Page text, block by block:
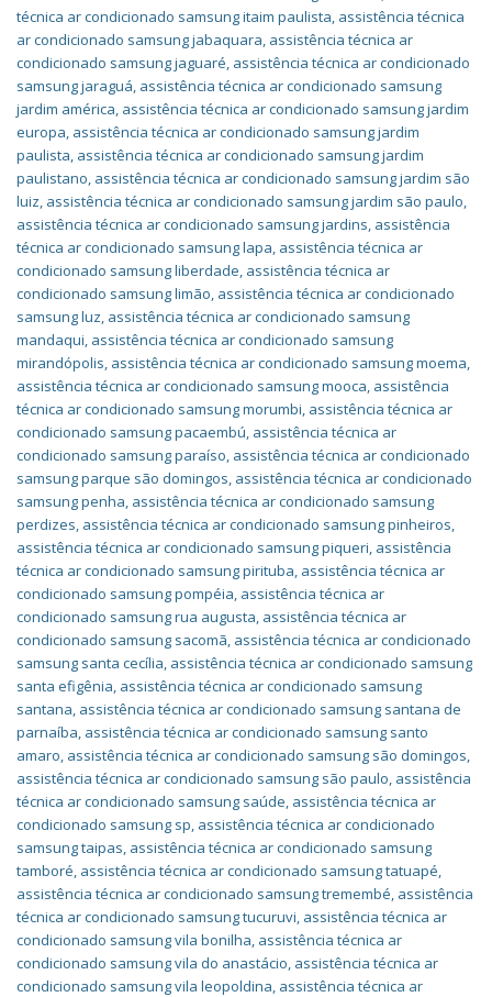
técnica ar condicionado samsung itaim paulista, assistência técnica
ar condicionado samsung jabaquara, assistência técnica ar
condicionado samsung jaguaré, assistência técnica ar condicionado
samsung jaraguá, assistência técnica ar condicionado samsung
jardim américa, assistência técnica ar condicionado samsung jardim
europa, assistência técnica ar condicionado samsung jardim
paulista, assistência técnica ar condicionado samsung jardim
paulistano, assistência técnica ar condicionado samsung jardim são
luiz, assistência técnica ar condicionado samsung jardim são paulo,
assistência técnica ar condicionado samsung jardins, assistência
técnica ar condicionado samsung lapa, assistência técnica ar
condicionado samsung liberdade, assistência técnica ar
condicionado samsung limão, assistência técnica ar condicionado
samsung luz, assistência técnica ar condicionado samsung
mandaqui, assistência técnica ar condicionado samsung
mirandópolis, assistência técnica ar condicionado samsung moema,
assistência técnica ar condicionado samsung mooca, assistência
técnica ar condicionado samsung morumbi, assistência técnica ar
condicionado samsung pacaembú, assistência técnica ar
condicionado samsung paraíso, assistência técnica ar condicionado
samsung parque são domingos, assistência técnica ar condicionado
samsung penha, assistência técnica ar condicionado samsung
perdizes, assistência técnica ar condicionado samsung pinheiros,
assistência técnica ar condicionado samsung piqueri, assistência
técnica ar condicionado samsung pirituba, assistência técnica ar
condicionado samsung pompéia, assistência técnica ar
condicionado samsung rua augusta, assistência técnica ar
condicionado samsung sacomã, assistência técnica ar condicionado
samsung santa cecília, assistência técnica ar condicionado samsung
santa efigênia, assistência técnica ar condicionado samsung
santana, assistência técnica ar condicionado samsung santana de
parnaíba, assistência técnica ar condicionado samsung santo
amaro, assistência técnica ar condicionado samsung são domingos,
assistência técnica ar condicionado samsung são paulo, assistência
técnica ar condicionado samsung saúde, assistência técnica ar
condicionado samsung sp, assistência técnica ar condicionado
samsung taipas, assistência técnica ar condicionado samsung
tamboré, assistência técnica ar condicionado samsung tatuapé,
assistência técnica ar condicionado samsung tremembé, assistência
técnica ar condicionado samsung tucuruvi, assistência técnica ar
condicionado samsung vila bonilha, assistência técnica ar
condicionado samsung vila do anastácio, assistência técnica ar
condicionado samsung vila leopoldina, assistência técnica ar